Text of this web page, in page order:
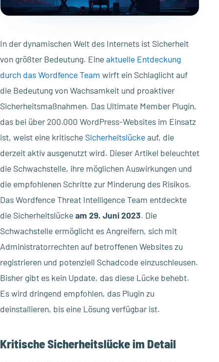
In der dynamischen Welt des Internets ist Sicherheit
von größter Bedeutung. Eineaktuelle Entdeckung
durch das Wordfence Team wirft ein Schlaglicht auf
die Bedeutung von Wachsamkeit und proaktiver
Sicherheitsmaßnahmen. Das Ultimate Member Plugin,
das bei über 200.000 WordPress-Websites im Einsatz
ist, weist eine kritische Sicherheitslückeauf, die
derzeit aktiv ausgenutzt wird. Dieser Artikel beleuchtet
die Schwachstelle, ihre möglichen Auswirkungen und
die empfohlenen Schritte zur Minderung des Risikos.
Das Wordfence Threat Intelligence Team entdeckte
die Sicherheitslückeam 29. Juni 2023. Die
Schwachstelle ermöglicht es Angreifern, sich mit
Administratorrechten auf betroffenen Websites zu
registrieren und potenziell Schadcode einzuschleusen.
Bisher gibt es kein Update, das diese Lücke behebt.
Es wird dringend empfohlen, das Plugin zu
deinstallieren, bis eine Lösung verfügbar ist.
Kritische Sicherheitslücke im Detail